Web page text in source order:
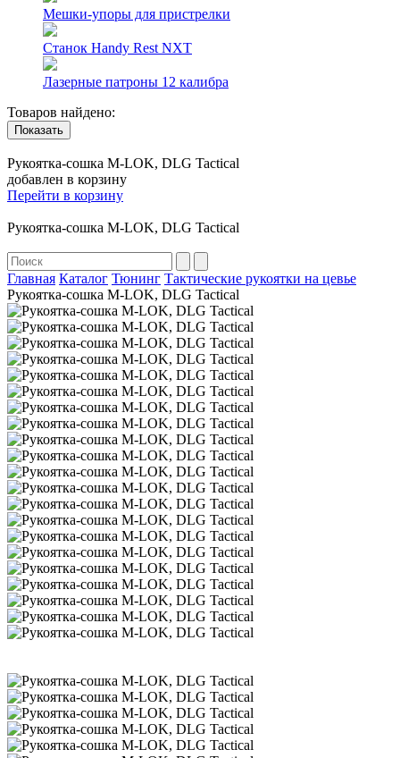
Мешки-упоры для пристрелки
Станок Handy Rest NXT
Лазерные патроны 12 калибра
Товаров найдено:
Показать
Рукоятка-сошка M-LOK, DLG Tactical
добавлен в корзину
Перейти в корзину
Рукоятка-сошка M-LOK, DLG Tactical
Главная Каталог Тюнинг Тактические рукоятки на цевье
Рукоятка-сошка M-LOK, DLG Tactical